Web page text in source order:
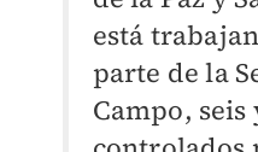
está
parte de la
Campo, seis